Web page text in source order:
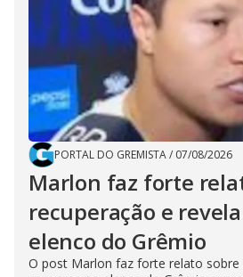
PORTAL DO GREMISTA/ 07/08/2026
Marlon faz forte
recuperação e
elenco do Grêmio
O post Marlon faz forte relato sobre